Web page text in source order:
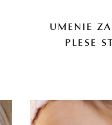
UMENIE
PLESE